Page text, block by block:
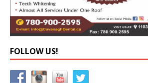
FOLLOW US!